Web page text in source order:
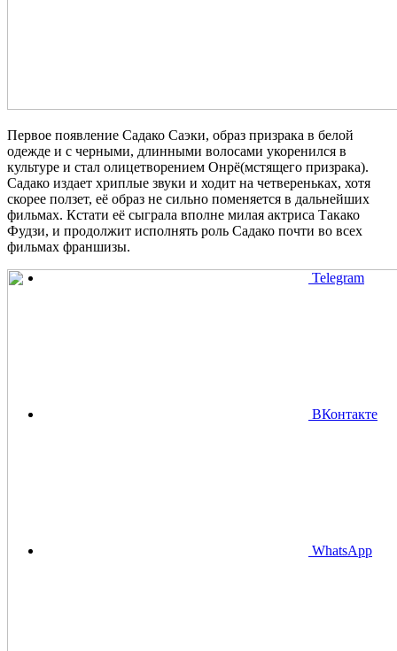
Первое появление Садако Саэки, образ призрака в белой
одежде и с черными, длинными волосами укоренился в
культуре и стал олицетворением Онрё(мстящего призрака).
Садако издает хриплые звуки и ходит на четвереньках, хотя
скорее ползет, её образ не сильно поменяется в дальнейших
фильмах. Кстати её сыграла вполне милая актриса Такако
Фудзи, и продолжит исполнять роль Садако почти во всех
фильмах франшизы.
Telegram
ВКонтакте
WhatsApp